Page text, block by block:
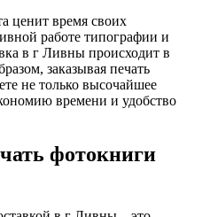
ценит время своих
работе типографии и
в г Ливны происходит в
заказывая печать
не только высочайшее
времени и удобство
фотокниги